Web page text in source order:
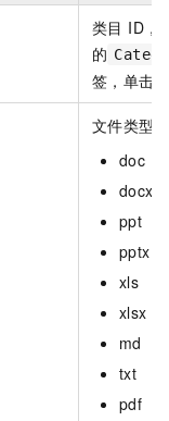
类目 ID，
的
签 ，单击
文件类型
doc
docx
ppt
pptx
xls
xlsx
md
txt
pdf